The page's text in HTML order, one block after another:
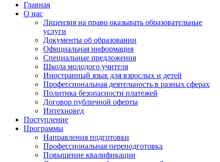
Главная
О нас
Лицензия на право оказывать образовательные
услуги
Документы об образовании
Официальная информация
Специальные предложения
Школа молодого учителя
Иностранный язык для взрослых и детей
Профессиональная деятельность в разных сферах
Политика безопасности платежей
Договор публичной оферты
Интехновед
Поступление
Программы
Направления подготовки
Профессиональная переподготовка
Повышение квалификации